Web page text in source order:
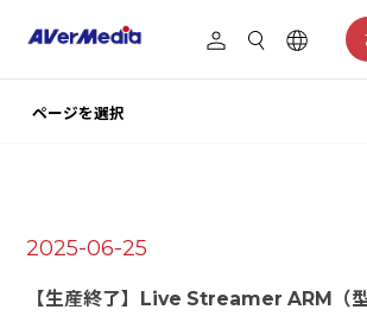
2025-06-25
【生産終了】Live Streamer ARM（